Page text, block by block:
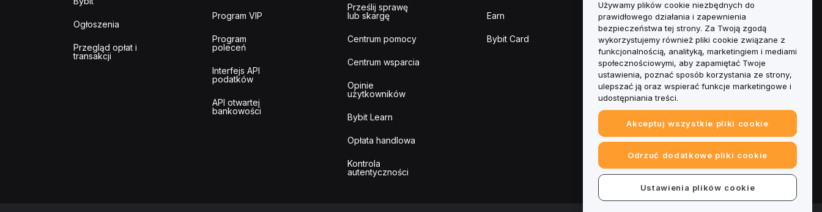
Ogłoszenia
Przegląd opłat i
transakcji
Program VIP
Program
poleceń
Interfejs API
podatków
API otwartej
bankowości
Prześlij sprawę
lub skargę
Centrum pomocy
Centrum wsparcia
Opinie
użytkowników
Bybit Learn
Opłata handlowa
Kontrola
autentyczności
Earn
Bybit Card
Podsumowanie polityki
powiernictwa i zarządzania
Informacje ESG
Biuletyny informacyjne
kryptoaktywów
Używamy plików cookie niezbędnych do
prawidłowego działania i zapewnienia
bezpieczeństwa tej strony. Za Twoją zgodą
wykorzystujemy również pliki cookie związane z
funkcjonalnością, analityką, marketingiem i mediami
społecznościowymi, aby zapamiętać Twoje
ustawienia, poznać sposób korzystania ze strony,
ulepszać ją oraz wspierać funkcje marketingowe i
udostępniania treści.
Akceptuj wszystkie pliki cookie
Odrzuć dodatkowe pliki cookie
Ustawienia plików cookie